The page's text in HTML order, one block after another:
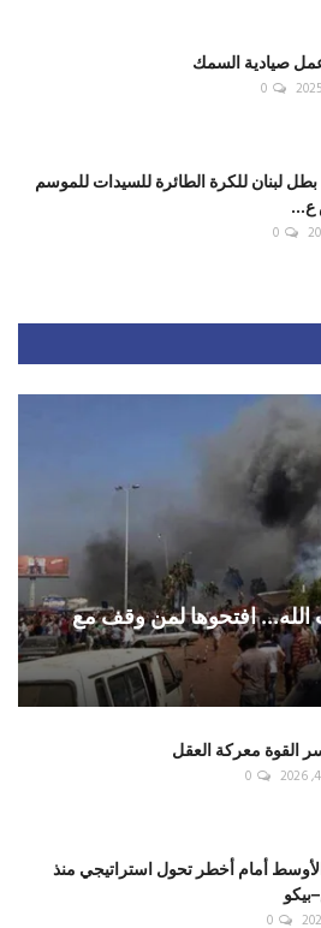
صيادية السمك
0
بطل لبنان للكرة الطائرة للسيدات للموسم
ع...
0
الله... افتحوها لمن وقف مع
القوة معركة العقل
0
أمام أخطر تحول استراتيجي منذ
0